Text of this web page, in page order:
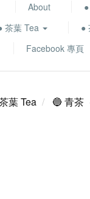
About
茶葉 Tea ●
Facebook 專頁
葉 Tea 🔵 青茶